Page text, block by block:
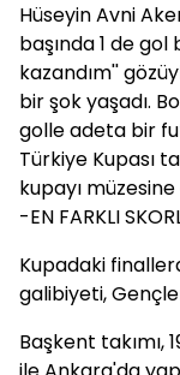
Hüseyin Avni
başında 1 de gol
kazandım''
bir şok yaşadı.
golle adeta bir
Türkiye Kupası
kupayı
-EN FARKLI
Kupadaki
galibiyeti,
Başkent takımı,